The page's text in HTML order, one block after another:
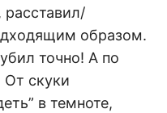
расставил/
образом.
точно! А по
скуки
в темноте,